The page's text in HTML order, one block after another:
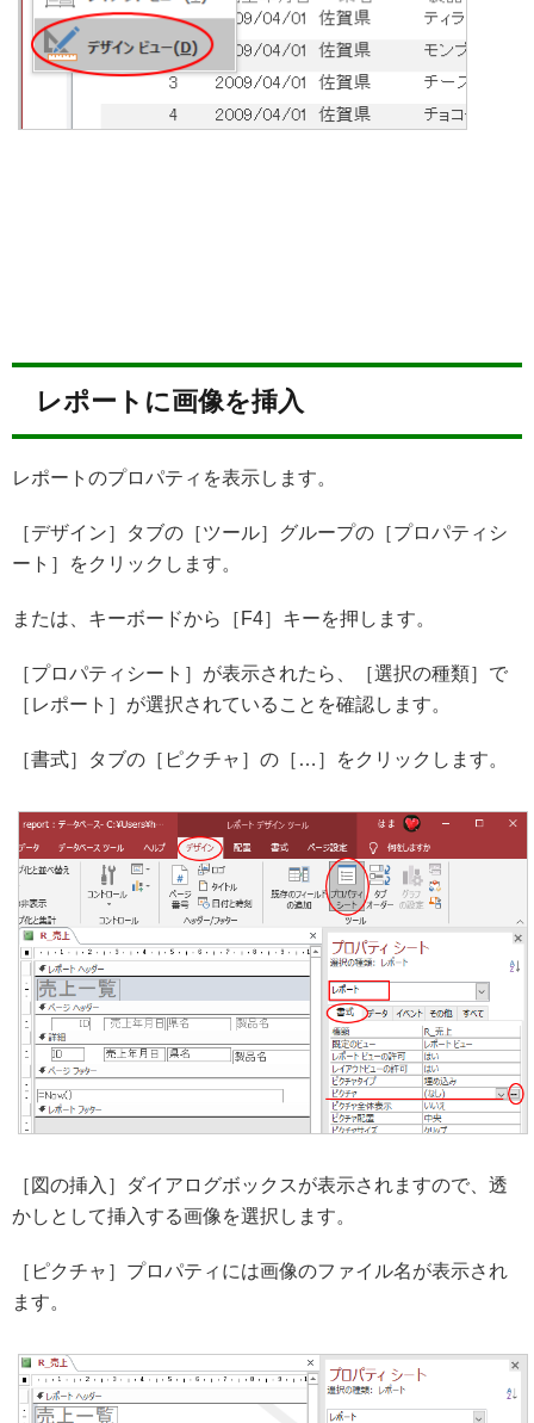
レポートに画像を挿入
レポートのプロパティを表示します。
［デザイン］タブの［ツール］グループの［プロパティシ
ート］をクリックします。
または、キーボードから［F4］キーを押します。
［プロパティシート］が表示されたら、［選択の種類］で
［レポート］が選択されていることを確認します。
［書式］タブの［ピクチャ］の［…］をクリックします。
［図の挿入］ダイアログボックスが表示されますので、透
かしとして挿入する画像を選択します。
［ピクチャ］プロパティには画像のファイル名が表示され
ます。